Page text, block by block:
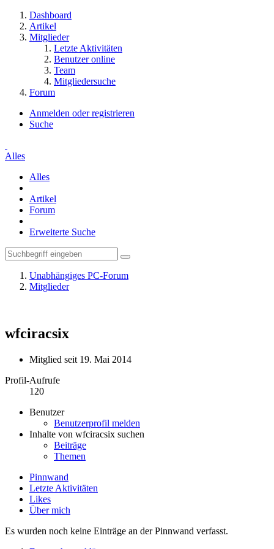
Dashboard
Artikel
Mitglieder
Letzte Aktivitäten
Benutzer online
Team
Mitgliedersuche
Forum
Anmelden oder registrieren
Suche
Alles
Alles
Artikel
Forum
Erweiterte Suche
Unabhängiges PC-Forum
Mitglieder
wfciracsix
Mitglied seit 19. Mai 2014
Profil-Aufrufe
120
Benutzer
Benutzerprofil melden
Inhalte von wfciracsix suchen
Beiträge
Themen
Pinnwand
Letzte Aktivitäten
Likes
Über mich
Es wurden noch keine Einträge an der Pinnwand verfasst.